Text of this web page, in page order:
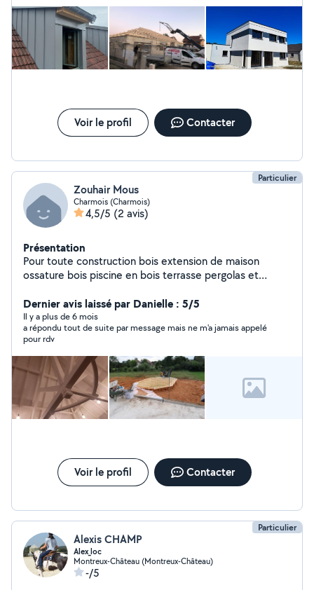
de la toiture, de la charpente, du revêtement de
façade, de l'isolation, de la plaquisterie et nous faisons
aussi de petits travaux de maçonnerie, de la mise en
peinture, de la pose de parquet... Notre travail est
soigné et rapide et nous utilisons des matériaux de
Voir le profil Contacter
Particulier
Zouhair Mous
Charmois (Charmois)
4,5/5 (2 avis)
Présentation
Pour toute construction bois extension de maison
ossature bois piscine en bois terrasse pergolas et
Dernier avis laissé par Danielle : 5/5
Il y a plus de 6 mois
a répondu tout de suite par message mais ne m'a jamais appelé
pour rdv
Voir le profil Contacter
Particulier
Alexis CHAMP
Alex_loc
Montreux-Château (Montreux-Château)
-/5